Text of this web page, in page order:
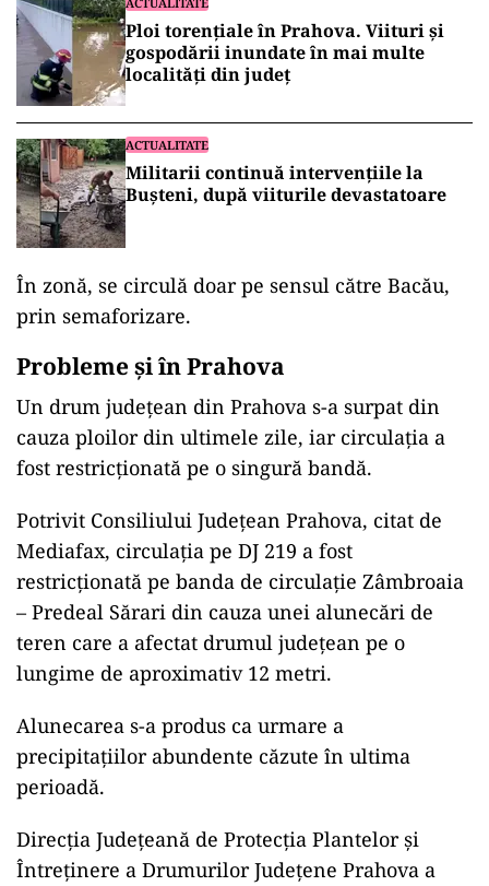
Ploi torențiale în Prahova. Viituri și
gospodării inundate în mai multe
localități din județ
ACTUALITATE
Militarii continuă intervențiile la
Bușteni, după viiturile devastatoare
În zonă, se circulă doar pe sensul către Bacău,
prin semaforizare.
Probleme și în Prahova
Un drum județean din Prahova s-a surpat din
cauza ploilor din ultimele zile, iar circulația a
fost restricționată pe o singură bandă.
Potrivit Consiliului Județean Prahova, citat de
Mediafax, circulația pe DJ 219 a fost
restricționată pe banda de circulație Zâmbroaia
– Predeal Sărari din cauza unei alunecări de
teren care a afectat drumul județean pe o
lungime de aproximativ 12 metri.
Alunecarea s-a produs ca urmare a
precipitațiilor abundente căzute în ultima
perioadă.
Direcția Județeană de Protecția Plantelor și
Întreținere a Drumurilor Județene Prahova a